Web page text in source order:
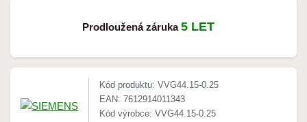
Prodloužená záruka5 LET
Kód produktu: VVG44.15-0.25
EAN: 7612914011343
Kód výrobce: VVG44.15-0.25